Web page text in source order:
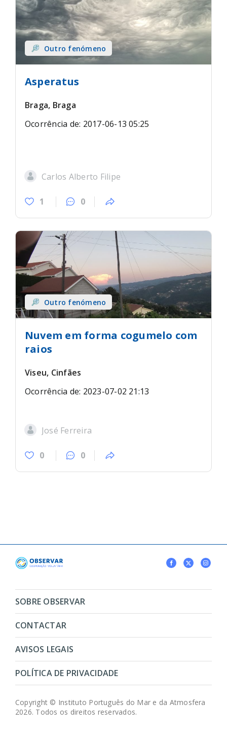
Outro fenómeno
Asperatus
Braga, Braga
Ocorrência de: 2017-06-13 05:25
Carlos Alberto Filipe
1 0
Outro fenómeno
Nuvem em forma cogumelo com
raios
Viseu, Cinfães
Ocorrência de: 2023-07-02 21:13
José Ferreira
0 0
SOBRE OBSERVAR
CONTACTAR
AVISOS LEGAIS
POLÍTICA DE PRIVACIDADE
Copyright © Instituto Português do Mar e da Atmosfera
2026. Todos os direitos reservados.